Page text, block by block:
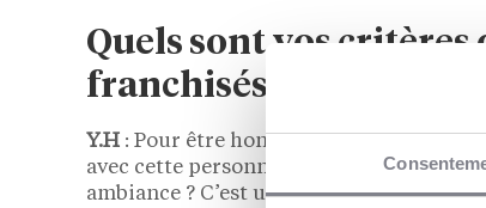
Quels sont vos critères
franchisés ?
Y.H : Pour être honnête, la première
avec cette personne et faire des repas
ambiance ? C’est un cliché, mais on